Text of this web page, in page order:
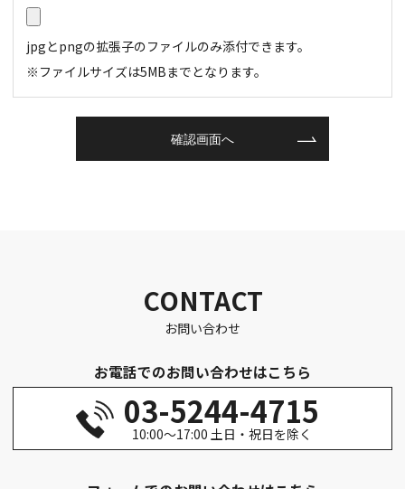
jpgとpngの拡張子のファイルのみ添付​できます。
※ファイルサイズは5MBまでとなります。
CONTACT
お問い合わせ
お電話でのお問い合わせはこちら
03-5244-4715
10:00～17:00 土日・祝日を除く